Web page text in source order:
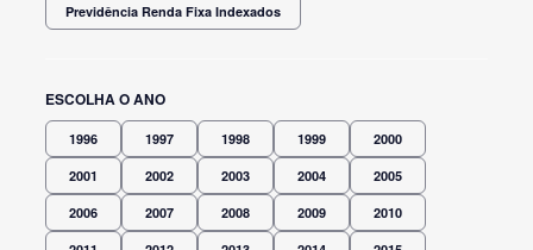
Previdência Renda Fixa Indexados
ESCOLHA O ANO
1996 1997 1998 1999 2000
2001 2002 2003 2004 2005
2006 2007 2008 2009 2010